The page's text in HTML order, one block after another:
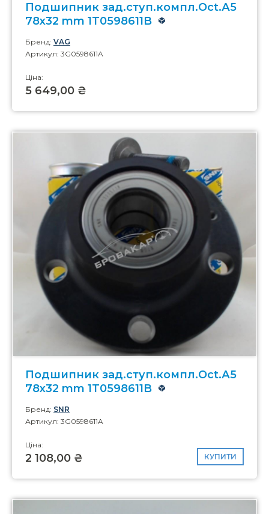
Подшипник зад.ступ.компл.Oct.А5
78x32 mm 1T0598611B
Бренд: VAG
Артикул: 3G0598611A
Ціна:
5 649,00 ₴
Подшипник зад.ступ.компл.Oct.А5
78x32 mm 1T0598611B
Бренд: SNR
Артикул: 3G0598611A
Ціна:
2 108,00 ₴ КУПИТИ